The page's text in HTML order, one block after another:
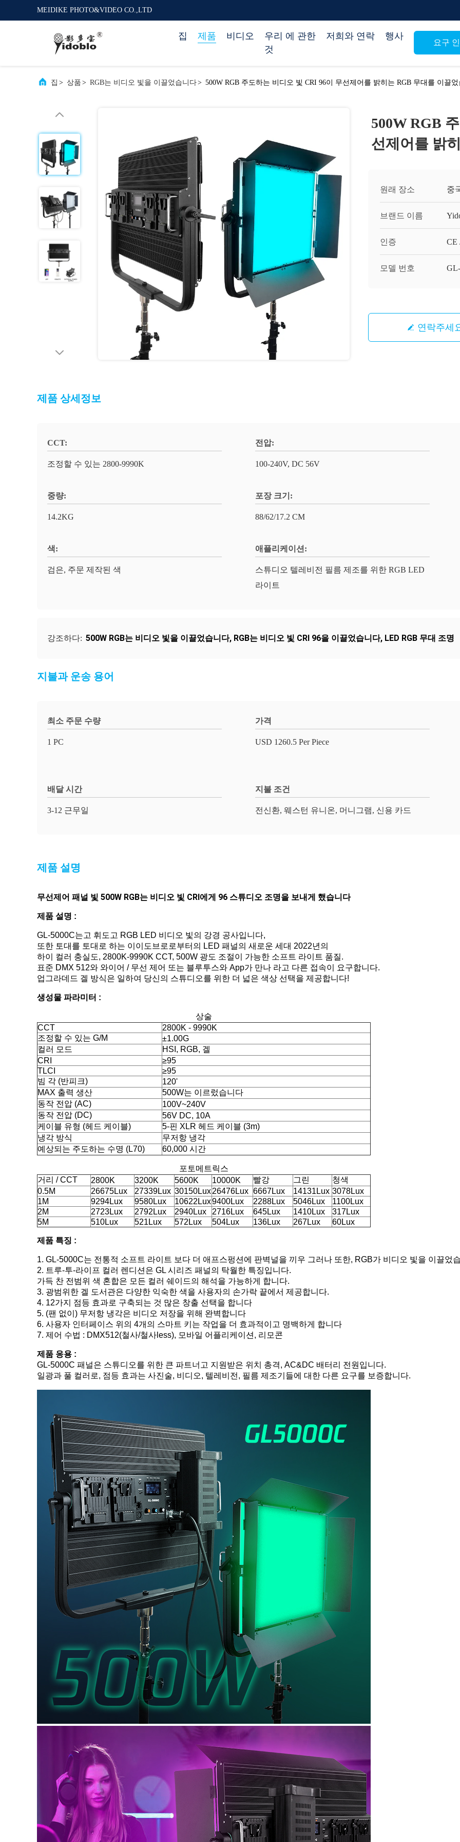
MEIDIKE PHOTO&VIDEO CO.,LTD
집 제품 비디오
우리 에 관한
것
저희와 연락 행사
요구
집 > 상품 > RGB는 비디오 빛을 이끌었습니다> 500W RGB 주도하는 비디오 빛 CRI 96이 무선제어를 밝히는 RGB 무대를 이끌
500W RGB
선제어를 밝
원래 장소 중
브랜드 이름
인증 CE
모델 번호
연락주세
제품 상세정보
CCT:
조정할 수 있는 2800-9990K
전압:
100-240V, DC 56V
중량:
14.2KG
포장 크기:
88/62/17.2 CM
색:
검은, 주문 제작된 색
애플리케이션:
스튜디오 텔레비전 필름 제조를 위한 RGB LED
라이트
강조하다: 500W RGB는 비디오 빛을 이끌었습니다, RGB는 비디오 빛 CRI 96을 이끌었습니다, LED RGB 무대 조명
지불과 운송 용어
최소 주문 수량
1 PC
가격
USD 1260.5 Per Piece
배달 시간
3-12 근무일
지불 조건
전신환, 웨스턴 유니온, 머니그램, 신용 카드
제품 설명
무선제어 패널 빛 500W RGB는 비디오 빛 CRI에게 96 스튜디오 조명을 보내게 했습니다
제품 설명 :
GL-5000C는고 휘도고 RGB LED 비디오 빛의 강경 공사입니다,
또한 토대를 토대로 하는 이이도브로로부터의 LED 패널의 새로운 세대 2022년의
하이 컬러 충실도, 2800K-9990K CCT, 500W 광도 조절이 가능한 소프트 라이트 품질.
표준 DMX 512와 와이어 / 무선 제어 또는 블루투스와 App가 만나 라고 다른 접속이 요구합니다.
업그라데드 겔 방식은 일하여 당신의 스튜디오를 위한 더 넓은 색상 선택을 제공합니다!
생성물 파라미터 :
상술
CCT
2800K - 9990K
조정할 수 있는 G/M
±1.00G
컬러 모드
HSI, RGB, 겔
CRI
≥95
TLCI
≥95
빔 각 (반피크)
120'
MAX 출력 생산
500W는 이르렀습니다
동작 전압 (AC)
100V~240V
동작 전압 (DC)
56V DC, 10A
케이블 유형 (헤드 케이블)
5-핀 XLR 헤드 케이블 (3m)
냉각 방식
무저항 냉각
예상되는 주도하는 수명 (L70)
60,000 시간
포토메트릭스
거리 / CCT
2800K 3200K 5600K 10000K 빨강 그린
청색
0.5M
26675Lux 27339Lux 30150Lux26476Lux 6667Lux 14131Lux 3078Lux
1M
9294Lux 9580Lux 10622Lux9400Lux 2288Lux 5046Lux
1100Lux
2M
2723Lux 2792Lux 2940Lux 2716Lux 645Lux 1410Lux
317Lux
5M
510Lux 521Lux 572Lux 504Lux 136Lux 267Lux 60Lux
제품 특징 :
1. GL-5000C는 전통적 소프트 라이트 보다 더 애프스펑션에 판벽널을 끼우 그러나 또한, RGB가 비디오 빛을 이끌었
2. 트루-투-라이프 컬러 렌디션은 GL 시리즈 패널의 탁월한 특징입니다.
가득 찬 전범위 색 혼합은 모든 컬러 쉐이드의 해석을 가능하게 합니다.
3. 광범위한 겔 도서관은 다양한 익숙한 색을 사용자의 손가락 끝에서 제공합니다.
4. 12가지 점등 효과로 구축되는 것 많은 창출 선택을 합니다
5. (팬 없이) 무저항 냉각은 비디오 저장을 위해 완벽합니다
6. 사용자 인터페이스 위의 4개의 스마트 키는 작업을 더 효과적이고 명백하게 합니다
7. 제어 수법 : DMX512(철사/철사less), 모바일 어플리케이션, 리모콘
제품 응용 :
GL-5000C 패널은 스튜디오를 위한 큰 파트너고 지원받은 위치 총격, AC&DC 배터리 전원입니다.
일광과 풀 컬러로, 점등 효과는 사진술, 비디오, 텔레비전, 필름 제조기들에 대한 다른 요구를 보증합니다.